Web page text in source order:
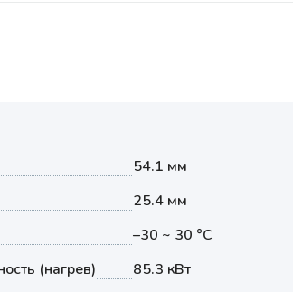
54.1 мм
25.4 мм
–30 ~ 30 °С
(нагрев)
85.3 кВт